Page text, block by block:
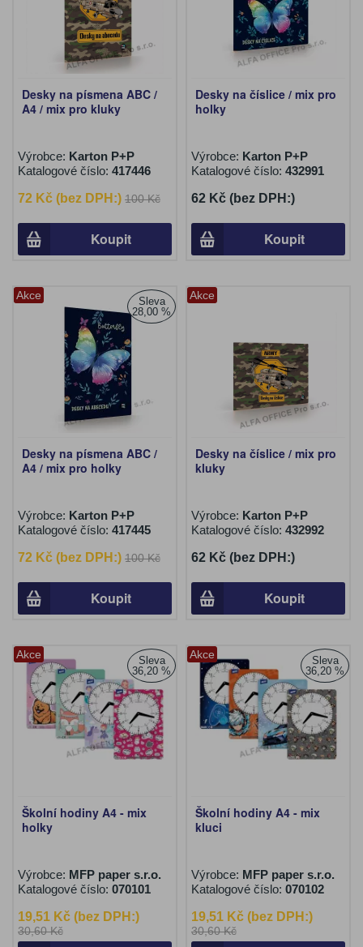
Desky na písmena ABC /
A4 / mix pro kluky
Výrobce: Karton P+P
Katalogové číslo: 417446
72 Kč (bez DPH:) 100 Kč
Koupit
Desky na číslice / mix pro
holky
Výrobce: Karton P+P
Katalogové číslo: 432991
62 Kč (bez DPH:)
Koupit
Akce
Sleva
28,00 %
Desky na písmena ABC /
A4 / mix pro holky
Výrobce: Karton P+P
Katalogové číslo: 417445
72 Kč (bez DPH:) 100 Kč
Koupit
Akce
Desky na číslice / mix pro
kluky
Výrobce: Karton P+P
Katalogové číslo: 432992
62 Kč (bez DPH:)
Koupit
Akce
Sleva
36,20 %
Školní hodiny A4 - mix
holky
Výrobce: MFP paper s.r.o.
Katalogové číslo: 070101
19,51 Kč (bez DPH:)
30,60 Kč
Akce
Sleva
36,20 %
Školní hodiny A4 - mix
kluci
Výrobce: MFP paper s.r.o.
Katalogové číslo: 070102
19,51 Kč (bez DPH:)
30,60 Kč